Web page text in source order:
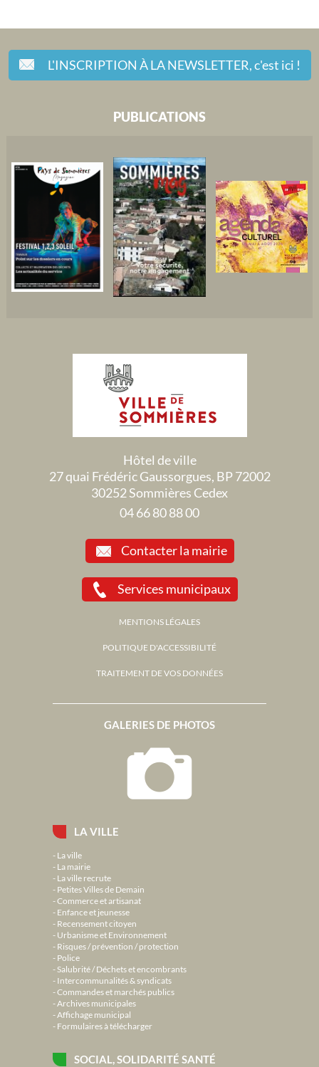
L'INSCRIPTION À LA NEWSLETTER,c'est ici !
LA VILLE
La ville
La mairie
La ville recrute
Petites Villes de Demain
Commerce et artisanat
Enfance et jeunesse
Recensement citoyen
Urbanisme et Environnement
Risques / prévention / protection
Police
Salubrité / Déchets et encombrants
Intercommunalités & syndicats
Commandes et marchés publics
Archives municipales
Affichage municipal
Formulaires à télécharger
SOCIAL, SOLIDARITÉ SANTÉ
GALERIES DE PHOTOS
PUBLICATIONS
Hôtel de ville
27 quai Frédéric Gaussorgues, BP 72002
30252 Sommières Cedex
04 66 80 88 00
Contacter la mairie
Services municipaux
MENTIONS LÉGALES
POLITIQUE D'ACCESSIBILITÉ
TRAITEMENT DE VOS DONNÉES